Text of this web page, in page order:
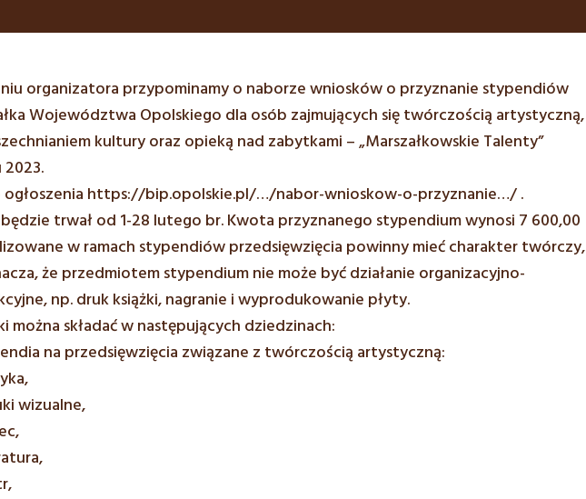
organizatora przypominamy o naborze wniosków o przyznanie stypendiów
Województwa Opolskiego dla osób zajmujących się twórczością artystyczną,
kultury oraz opieką nad zabytkami – „Marszałkowskie Talenty”
https://bip.opolskie.pl/…/nabor-wnioskow-o-przyznanie…/.
trwał od 1-28 lutego br. Kwota przyznanego stypendium wynosi 7 600,00
w ramach stypendiów przedsięwzięcia powinny mieć charakter twórczy,
że przedmiotem stypendium nie może być działanie organizacyjno-
np. druk książki, nagranie i wyprodukowanie płyty.
można składać w następujących dziedzinach:
na przedsięwzięcia związane z twórczością artystyczną:
wizualne,